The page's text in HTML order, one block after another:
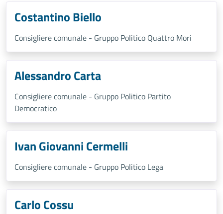
Costantino Biello
Consigliere comunale - Gruppo Politico Quattro Mori
Alessandro Carta
Consigliere comunale - Gruppo Politico Partito
Democratico
Ivan Giovanni Cermelli
Consigliere comunale - Gruppo Politico Lega
Carlo Cossu